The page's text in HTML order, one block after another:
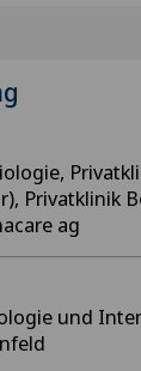
Privatklinik
ag
und